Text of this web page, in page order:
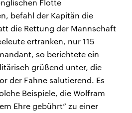
Flotte
befahl der Kapitän die
die Rettung der Mannschaft
ertranken, nur 115
so berichtete ein
grüßend unter, die
der Fahne salutierend. Es
Beispiele, die Wolfram
Ehre gebührt“ zu einer